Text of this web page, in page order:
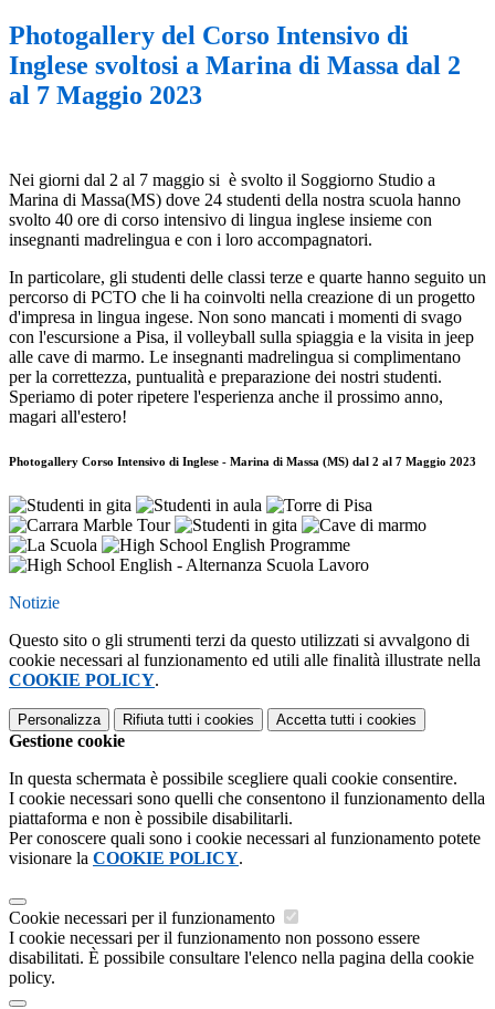
Photogallery del Corso Intensivo di
Inglese svoltosi a Marina di Massa dal 2
al 7 Maggio 2023
Nei giorni dal 2 al 7 maggio si è svolto il Soggiorno Studio a
Marina di Massa(MS) dove 24 studenti della nostra scuola hanno
svolto 40 ore di corso intensivo di lingua inglese insieme con
insegnanti madrelingua e con i loro accompagnatori.
In particolare, gli studenti delle classi terze e quarte hanno seguito un
percorso di PCTO che li ha coinvolti nella creazione di un progetto
d'impresa in lingua ingese. Non sono mancati i momenti di svago
con l'escursione a Pisa, il volleyball sulla spiaggia e la visita in jeep
alle cave di marmo. Le insegnanti madrelingua si complimentano
per la correttezza, puntualità e preparazione dei nostri studenti.
Speriamo di poter ripetere l'esperienza anche il prossimo anno,
magari all'estero!
Photogallery Corso Intensivo di Inglese - Marina di Massa (MS) dal 2 al 7 Maggio 2023
Notizie
Questo sito o gli strumenti terzi da questo utilizzati si avvalgono di
cookie necessari al funzionamento ed utili alle finalità illustrate nella
COOKIE POLICY.
Personalizza Rifiuta tutti i cookies Accetta tutti i cookies
Gestione cookie
In questa schermata è possibile scegliere quali cookie consentire.
I cookie necessari sono quelli che consentono il funzionamento della
piattaforma e non è possibile disabilitarli.
Per conoscere quali sono i cookie necessari al funzionamento potete
visionare la COOKIE POLICY.
Cookie necessari per il funzionamento
I cookie necessari per il funzionamento non possono essere
disabilitati. È possibile consultare l'elenco nella pagina della cookie
policy.